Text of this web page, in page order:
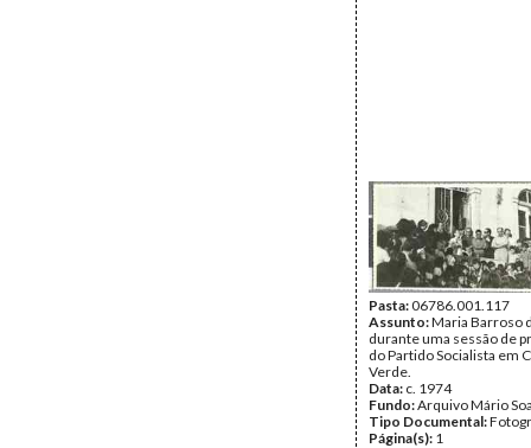
Pasta:06786.001.117
Assunto:Maria Barroso
durante uma sessão de
do Partido Socialista em
Verde.
Data: c. 1974
Fundo:Arquivo Mário
Tipo Documental:
Página(s): 1